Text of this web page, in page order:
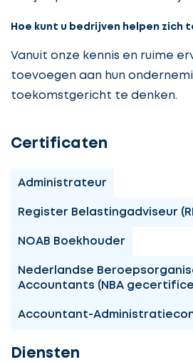
Hoe kunt u bedrijven helpen zich
Vanuit onze kennis en ruime
toevoegen aan hun
toekomstgericht te denken.
Certificaten
Administrateur
Register Belastingadviseur
NOAB Boekhouder
Nederlandse
Accountants (NBA
Accountant-
Diensten